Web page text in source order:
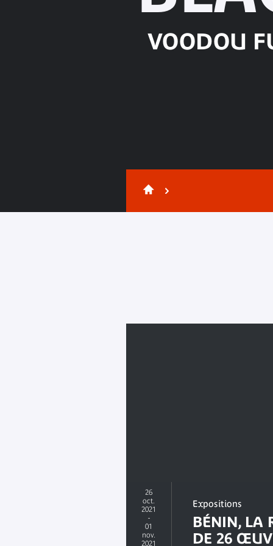
VOODOU
26
oct.
2021
-
01
nov.
2021
Expositions
BÉNIN, LA
DE 26